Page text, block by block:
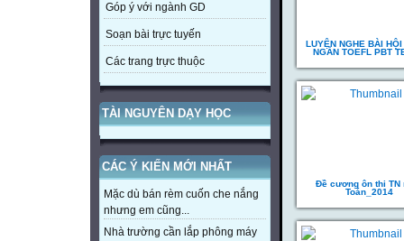
Góp ý với ngành GD
Soạn bài trực tuyến
Các trang trực thuộc
TÀI NGUYÊN DẠY HỌC
CÁC Ý KIẾN MỚI NHẤT
Mặc dù bán rèm cuốn che nắng
nhưng em cũng...
Nhà trường cần lắp phông máy
LUYỆN NGHE BÀI HỘI
NGẮN TOEFL PBT
Đề cương ôn thi TN
Toán_2014